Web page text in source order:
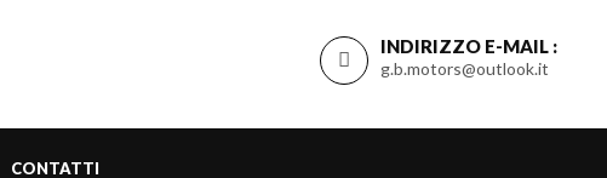
INDIRIZZO E-MAIL :
g.b.motors@outlook.it
CONTATTI